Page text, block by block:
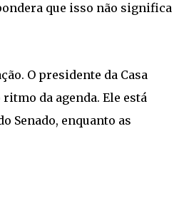
que isso não significa
O presidente da Casa
da agenda. Ele está
Senado, enquanto as